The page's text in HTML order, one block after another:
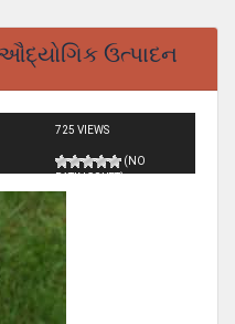
ઉત્પાદન
725 VIEWS
(NO
RATINGS YET)